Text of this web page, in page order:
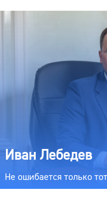
Иван Лебедев
Не ошибается только